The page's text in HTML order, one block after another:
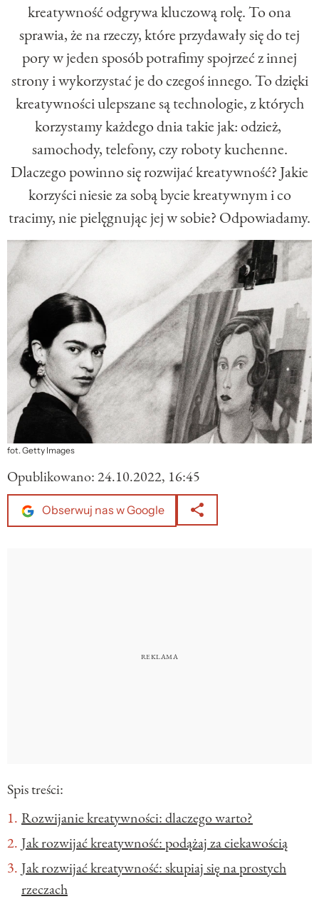
kreatywność odgrywa kluczową rolę. To ona
sprawia, że na rzeczy, które przydawały się do tej
pory w jeden sposób potrafimy spojrzeć z innej
strony i wykorzystać je do czegoś innego. To dzięki
kreatywności ulepszane są technologie, z których
korzystamy każdego dnia takie jak: odzież,
samochody, telefony, czy roboty kuchenne.
Dlaczego powinno się rozwijać kreatywność? Jakie
korzyści niesie za sobą bycie kreatywnym i co
tracimy, nie pielęgnując jej w sobie? Odpowiadamy.
fot. Getty Images
Opublikowano:24.10.2022, 16:45
Obserwuj nas w Google
Spis treści:
Rozwijanie kreatywności: dlaczego warto?
Jak rozwijać kreatywność: podążaj za ciekawością
Jak rozwijać kreatywność: skupiaj się na prostych
rzeczach